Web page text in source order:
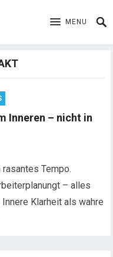
MENU
Inneren – nicht in
Tempo.
– alles
Klarheit als wahre